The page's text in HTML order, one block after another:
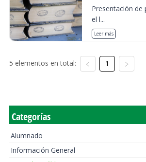
Presentación de
el l...
Leer más
5 elementos en total: 1
Categorías
Alumnado
Información General